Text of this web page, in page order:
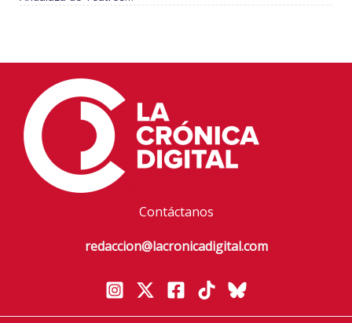
Contáctanos
redaccion@lacronicadigital.com